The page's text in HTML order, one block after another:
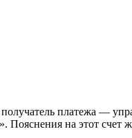
платежа —
Пояснения на этот